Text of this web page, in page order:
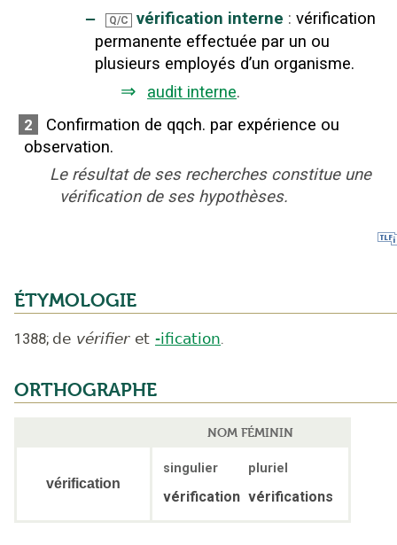
‒ Q/C vérification interne : vérification
permanente effectuée par un ou
plusieurs employés d’un organisme.
⇒ audit interne.
2
Confirmation de qqch. par expérience ou
observation.
Le résultat de ses recherches constitue une
vérification de ses hypothèses.
ÉTYMOLOGIE
1388; de vérifier et -ification.
ORTHOGRAPHE
NOM FÉMININ
vérification
singulier pluriel
vérification vérifications